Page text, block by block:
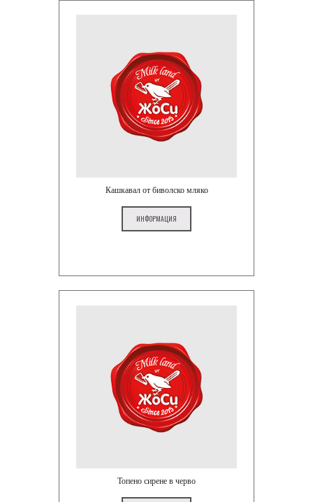
Кашкавал от биволско мляко
ИНФОРМАЦИЯ
Топено сирене в черво